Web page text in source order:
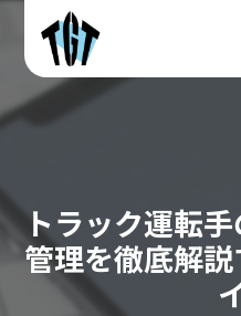
トラック運転
管理を徹底解